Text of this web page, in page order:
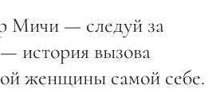
Мичи — следуй за
история вызова
женщины самой себе.